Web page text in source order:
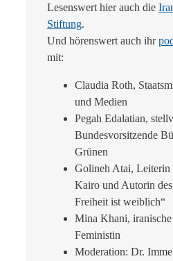
Lesenswert hier auch die
Stiftung.
Und hörenswert auch ihr
mit:
Claudia Roth,
und Medien
Pegah Edalatian,
Bundesvorsitzende
Grünen
Golineh Atai, Leiterin
Kairo und Autorin
Freiheit ist weiblich“
Mina Khani,
Feministin
Moderation: Dr.